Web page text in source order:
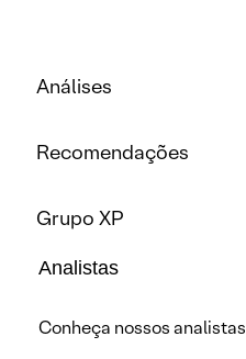
Análises
Recomendações
Grupo XP
Analistas
Conheça nossos analistas